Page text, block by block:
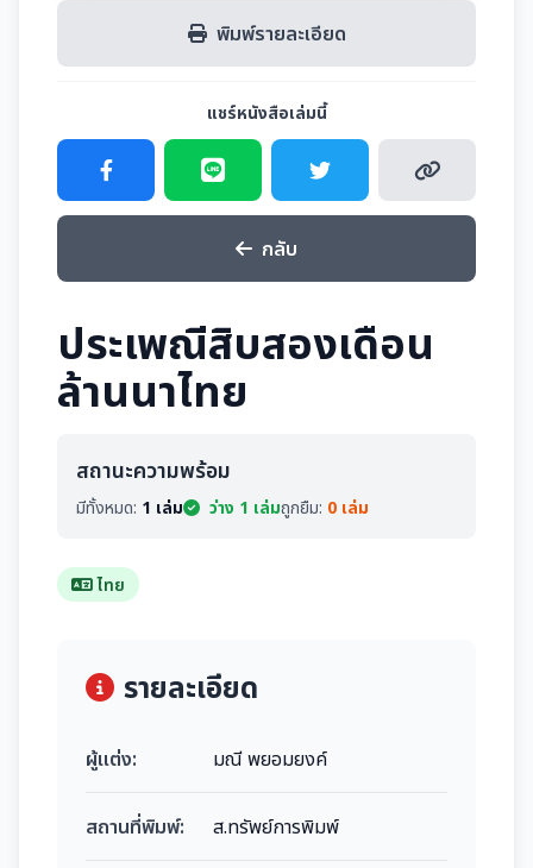
พิมพ์รายละเอียด
แชร์หนังสือเล่มนี้
กลับ
ประเพณีสิบสองเดือน
ล้านนาไทย
สถานะความพร้อม
มีทั้งหมด: 1 เล่ม ว่าง 1 เล่มถูกยืม: 0 เล่ม
ไทย
รายละเอียด
ผู้แต่ง: มณี พยอมยงค์
สถานที่พิมพ์: ส.ทรัพย์การพิมพ์